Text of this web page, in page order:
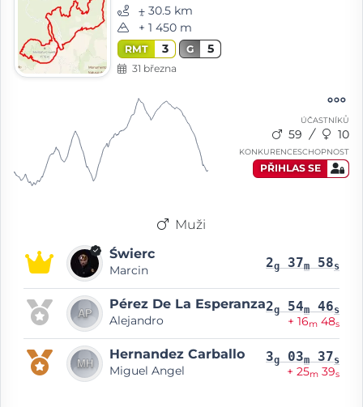
⨦ 30.5 km
+ 1 450 m
RMT 3 G 5
31 března
ÚČASTNÍKŮ
59 10
KONKURENCESCHOPNOST
PŘIHLAS SE
Muži
Świerc
Marcin 2g 37m 58s
Pérez De La Esperanza
Alejandro
2g 54m 46s
+ 16m 48s
Hernandez Carballo
Miguel Angel
3g 03m 37s
+ 25m 39s